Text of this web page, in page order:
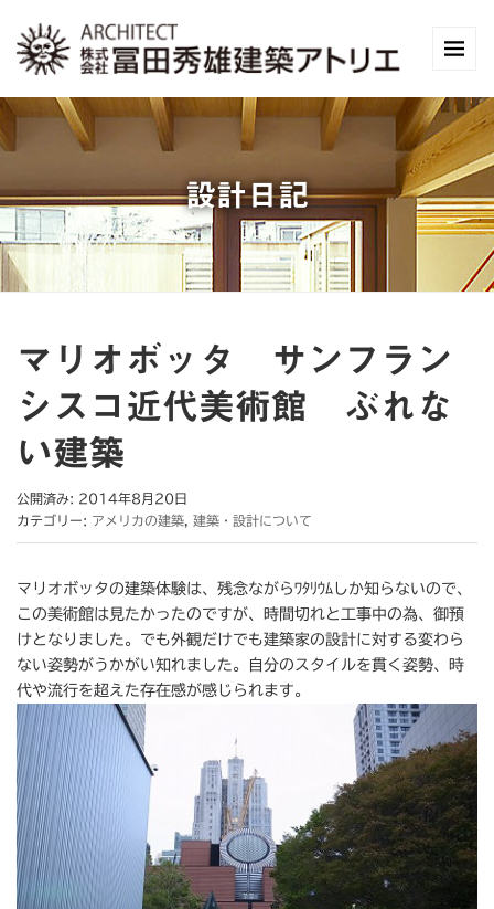
設計日記
マリオボッタ サンフラン
シスコ近代美術館 ぶれな
い建築
公開済み: 2014年8月20日
カテゴリー: アメリカの建築 建築・設計について
マリオボッタの建築体験は、残念ながらﾜﾀﾘｳﾑしか知らないので、
この美術館は見たかったのですが、時間切れと工事中の為、御預
けとなりました。でも外観だけでも建築家の設計に対する変わら
ない姿勢がうかがい知れました。自分のスタイルを貫く姿勢、時
代や流行を超えた存在感が感じられます。